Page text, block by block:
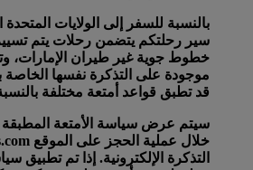
بالنسبة للسفر إلى الولايات المتحدة
سير رحلتكم يتضمن رحلات يتم
خطوط جوية غير طيران الإمارات،
موجودة على التذكرة نفسها الخاصة
قد تطبق قواعد أمتعة مختلفة
سيتم عرض سياسة الأمتعة
التذكرة الإلكترونية. إذا تم